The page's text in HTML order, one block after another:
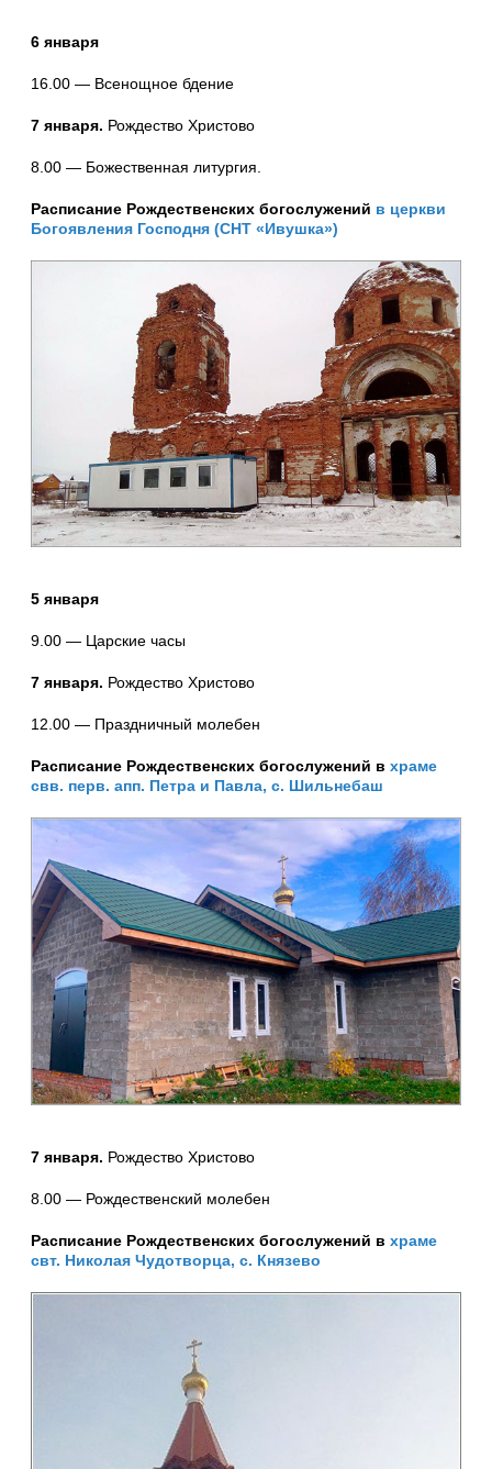
6 января
16.00 — Всенощное бдение
7 января. Рождество Христово
8.00 — Божественная литургия.
Расписание Рождественских богослужений в церкви
Богоявления Господня (СНТ «Ивушка»)
5 января
9.00 — Царские часы
7 января. Рождество Христово
12.00 — Праздничный молебен
Расписание Рождественских богослужений в храме
свв. перв. апп. Петра и Павла, с. Шильнебаш
7 января. Рождество Христово
8.00 — Рождественский молебен
Расписание Рождественских богослужений в храме
свт. Николая Чудотворца, с. Князево